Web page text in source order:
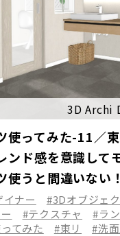
3D Archi
使ってみた-11／
ンド感を意識して
使うと間違いない！
ナー #3Dオブジェ
#テクスチャ
#ラ
てみた
#東リ #洗